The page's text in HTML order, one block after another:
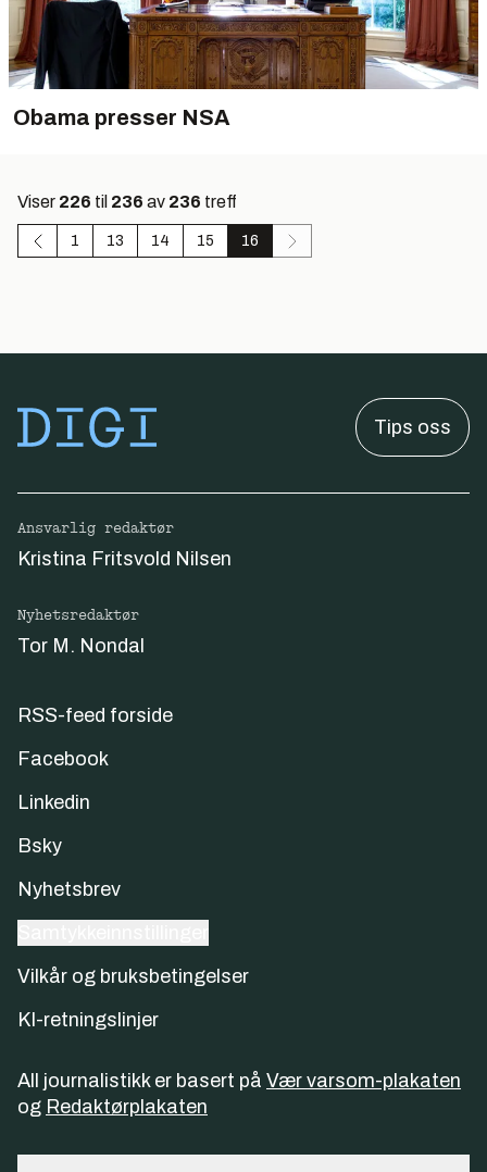
Obama presser NSA
Viser 226 til 236 av 236 treff
1 13 14 15 16
Tips oss
Ansvarlig redaktør
Kristina Fritsvold Nilsen
Nyhetsredaktør
Tor M. Nondal
RSS-feed forside
Facebook
Linkedin
Bsky
Nyhetsbrev
Vilkår og bruksbetingelser
KI-retningslinjer
All journalistikk er basert på Vær varsom-plakaten
og Redaktørplakaten